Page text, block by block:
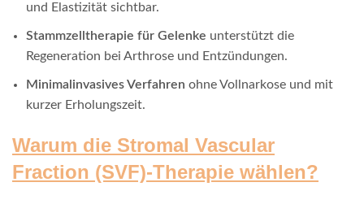
und Elastizität sichtbar.
Stammzelltherapie für Gelenke unterstützt die
Regeneration bei Arthrose und Entzündungen.
Minimalinvasives Verfahren ohne Vollnarkose und mit
kurzer Erholungszeit.
Warum die Stromal Vascular
Fraction (SVF)-Therapie wählen?